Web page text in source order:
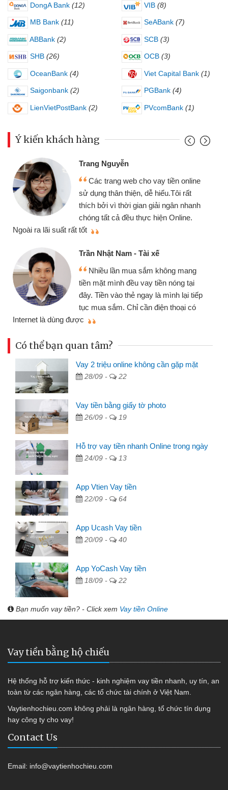
DongA Bank (12) VIB (8)
MB Bank (11) SeABank (7)
ABBank (2) SCB (3)
SHB (26) OCB (3)
OceanBank (4) Viet Capital Bank (1)
Saigonbank (2) PGBank (4)
LienVietPostBank (2) PVcomBank (1)
Ý kiến khách hàng
Trang Nguyễn
Các trang web cho vay tiền online
sử dụng thân thiện, dễ hiểu.Tôi rất
thích bởi vì thời gian giải ngân nhanh
chóng tất cả đều thực hiện Online.
Ngoài ra lãi suất rất tốt
Trần Nhật Nam - Tài xế
Nhiều lần mua sắm không mang
tiền mặt mình đều vay tiền nóng tại
đây. Tiền vào thẻ ngay là mình lại tiếp
tục mua sắm. Chỉ cần điện thoại có
Internet là dùng được
Có thể bạn quan tâm?
Vay 2 triệu online không cần gặp mặt
28/09 - 22
Vay tiền bằng giấy tờ photo
26/09 - 19
Hỗ trợ vay tiền nhanh Online trong ngày
24/09 - 13
App Vtien Vay tiền
22/09 - 64
App Ucash Vay tiền
20/09 - 40
App YoCash Vay tiền
18/09 - 22
Bạn muốn vay tiền? - Click xem Vay tiền Online
Vay tiền bằng hộ chiếu
Hệ thống hỗ trợ kiến thức - kinh nghiệm vay tiền nhanh, uy tín, an
toàn từ các ngân hàng, các tổ chức tài chính ở Việt Nam.
Vaytienhochieu.com không phải là ngân hàng, tổ chức tín dụng
hay công ty cho vay!
Contact Us
Email: info@vaytienhochieu.com